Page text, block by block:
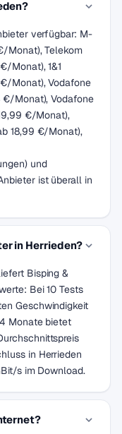
verfügbar: M-
Monat), Telekom
Monat), 1&1
Monat), Vodafone
€/Monat), Vodafone
€/Monat),
18,99 €/Monat),
und
ist überall in
in Herrieden?
Bisping &
Bei 10 Tests
Geschwindigkeit
Monate bietet
in Herrieden
s im Download.